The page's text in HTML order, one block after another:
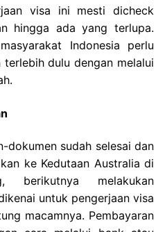
visa ini mesti dicheck
hingga ada yang terlupa.
Indonesia perlu
terlebih dulu dengan melalui
dokumen sudah selesai dan
ke Kedutaan Australia di
berikutnya melakukan
untuk pengerjaan visa
macamnya. Pembayaran